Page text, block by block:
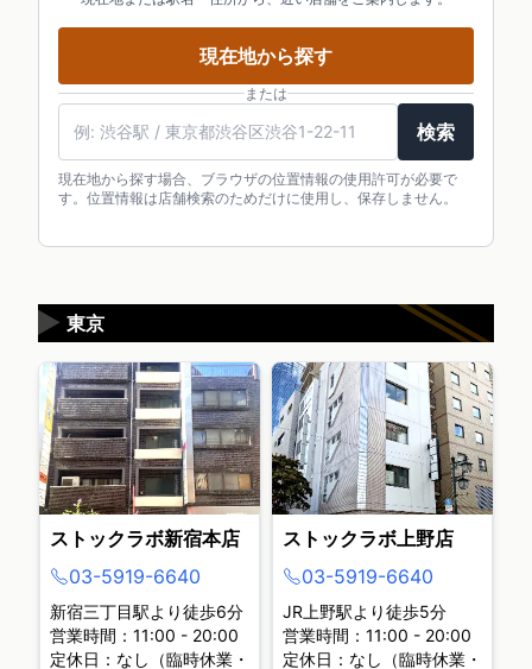
現在地から探す
または
検索
現在地から探す場合、ブラウザの位置情報の使用許可が必要で
す。位置情報は店舗検索のためだけに使用し、保存しません。
東京
▶
ストックラボ新宿本店
03-5919-6640
新宿三丁目駅より徒歩6分
営業時間：11:00 - 20:00
定休日：なし（臨時休業・
ストックラボ上野店
03-5919-6640
JR上野駅より徒歩5分
営業時間：11:00 - 20:00
定休日：なし（臨時休業・